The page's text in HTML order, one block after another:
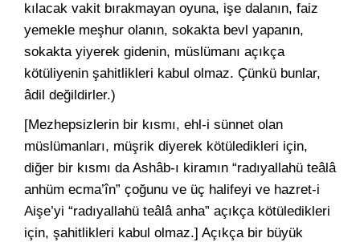
kılacak vakit bırakmayan oyuna, işe dalanın, faiz
yemekle meşhur olanın, sokakta bevl yapanın,
sokakta yiyerek gidenin, müslümanı açıkça
kötüliyenin şahitlikleri kabul olmaz. Çünkü bunlar,
âdil değildirler.)
[Mezhepsizlerin bir kısmı, ehl-i sünnet olan
müslümanları, müşrik diyerek kötüledikleri için,
diğer bir kısmı da Ashâb-ı kiramın “radıyallahü teâlâ
anhüm ecma’în” çoğunu ve üç halifeyi ve hazret-i
Aişe’yi “radıyallahü teâlâ anha” açıkça kötüledikleri
için, şahitlikleri kabul olmaz.] Açıkça bir büyük